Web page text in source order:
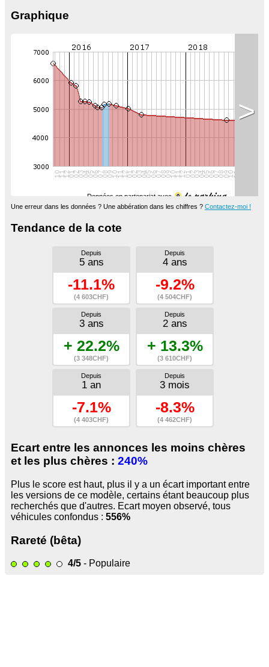
Graphique
Données en partenariat avec
>
Une erreur dans les données ? Une abbération dans les chiffres ? Contactez-moi !
Tendance de la cote
Depuis
5 ans
-11.1%
(4 603CHF)
Depuis
4 ans
-9.2%
(4 504CHF)
Depuis
3 ans
+ 22.2%
(3 348CHF)
Depuis
2 ans
+ 13.3%
(3 610CHF)
Depuis
1 an
-7.1%
(4 403CHF)
Depuis
3 mois
-8.3%
(4 462CHF)
Ecart entre les annonces les moins chères
et les plus chères : 240%
Plus le score est haut, plus il y a un écart important entre
les versions de ce modèle, certains étant beaucoup plus
recherchés que d'autres. Ecart moyen observé, tous
véhicules confondus : 556%
Rareté (bêta)
4/5 - Populaire